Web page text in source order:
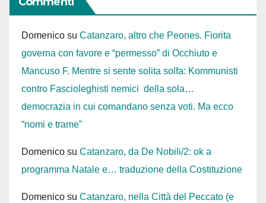
Domenico su Catanzaro, altro che Peones. Fiorita
governa con favore e “permesso” di Occhiuto e
Mancuso F. Mentre si sente solita solfa: Kommunisti
contro Fascioleghisti nemici della sola…
democrazia in cui comandano senza voti. Ma ecco
“nomi e trame”
Domenico su Catanzaro, da De Nobili/2: ok a
programma Natale e… traduzione della Costituzione
Domenico su Catanzaro, nella Città del Peccato (e